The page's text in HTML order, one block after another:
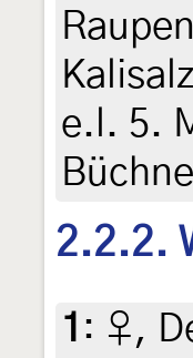
e.l. 5.
2.2.2.
1 : ♀,